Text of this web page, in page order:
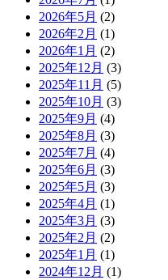
2026年5月 (2)
2026年2月 (1)
2026年1月 (2)
2025年12月 (3)
2025年11月 (5)
2025年10月 (3)
2025年9月 (4)
2025年8月 (3)
2025年7月 (4)
2025年6月 (3)
2025年5月 (3)
2025年4月 (1)
2025年3月 (3)
2025年2月 (2)
2025年1月 (1)
2024年12月 (1)